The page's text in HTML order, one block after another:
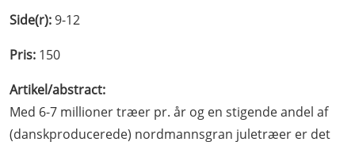
Side(r):9-12
Pris: 150
Artikel/abstract:
Med 6-7 millioner træer pr. år og en stigende andel af
(danskproducerede) nordmannsgran juletræer er det